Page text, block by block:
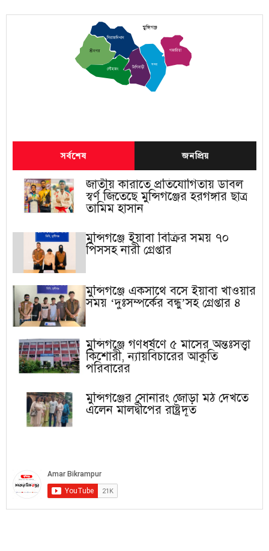
শ্রীনগর
সিরাজদিখান
টংগিবাড়ী
সদর
গজারিয়া
লৌহজং
মুন্সিগঞ্জ
সর্বশেষ জনপ্রিয়
জাতীয় কারাতে প্রতিযোগিতায় ডাবল
স্বর্ণ জিতেছে মুন্সিগঞ্জের হরগঙ্গার ছাত্র
তামিম হাসান
মুন্সিগঞ্জে ইয়াবা বিক্রির সময় ৭০
পিসসহ নারী গ্রেপ্তার
মুন্সিগঞ্জে একসাথে বসে ইয়াবা খাওয়ার
সময় ‘দুঃসম্পর্কের বন্ধু’সহ গ্রেপ্তার ৪
মুন্সিগঞ্জে গণধর্ষণে ৫ মাসের অন্তঃসত্ত্বা
কিশোরী, ন্যায়বিচারের আকুতি
পরিবারের
মুন্সিগঞ্জের সোনারং জোড়া মঠ দেখতে
এলেন মালদ্বীপের রাষ্ট্রদূত